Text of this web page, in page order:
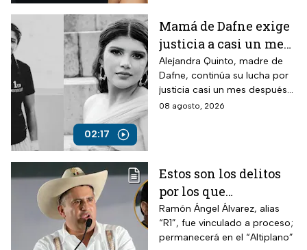
02:17
Mamá de Dafne exige
justicia a casi un mes
de la muerte de su hija
Alejandra Quinto, madre de
Dafne, continúa su lucha por
justicia casi un mes después
del fallecimiento de su hija.
08 agosto, 2026
Estos son los delitos
por los que
vincularon a proceso
al “R1″, presunto autor
intelectual del
Ramón Ángel Álvarez, alias
“R1”, fue vinculado a proceso;
permanecerá en el “Altiplano”